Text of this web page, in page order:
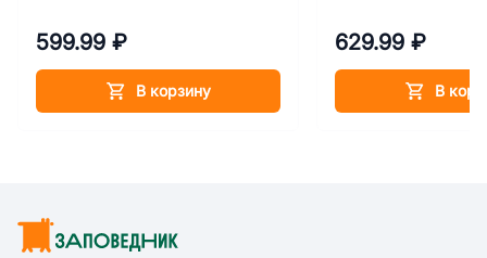
599.99 ₽
В корзину
629.99 ₽
В